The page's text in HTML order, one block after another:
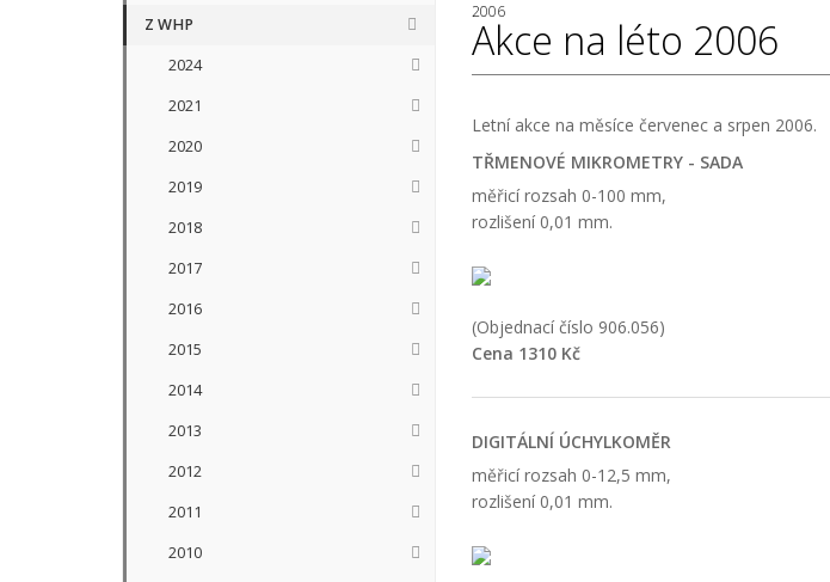
Z WHP
2024
2021
2020
2019
2018
2017
2016
2015
2014
2013
2012
2011
2010
2006
Akce na léto 2006
Letní akce na měsíce červenec a srpen 2006.
TŘMENOVÉ MIKROMETRY - SADA
měřicí rozsah 0-100 mm,
rozlišení 0,01 mm.
(Objednací číslo 906.056)
Cena 1310 Kč
DIGITÁLNÍ ÚCHYLKOMĚR
měřicí rozsah 0-12,5 mm,
rozlišení 0,01 mm.